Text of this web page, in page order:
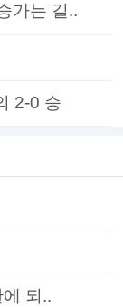
가는 길..
2-0 승
되..